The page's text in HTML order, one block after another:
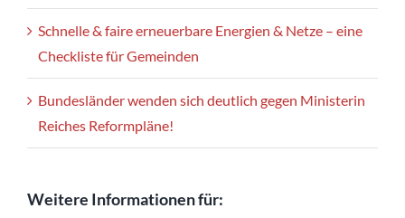
Schnelle & faire erneuerbare Energien & Netze – eine
Checkliste für Gemeinden
Bundesländer wenden sich deutlich gegen Ministerin
Reiches Reformpläne!
Weitere Informationen für: